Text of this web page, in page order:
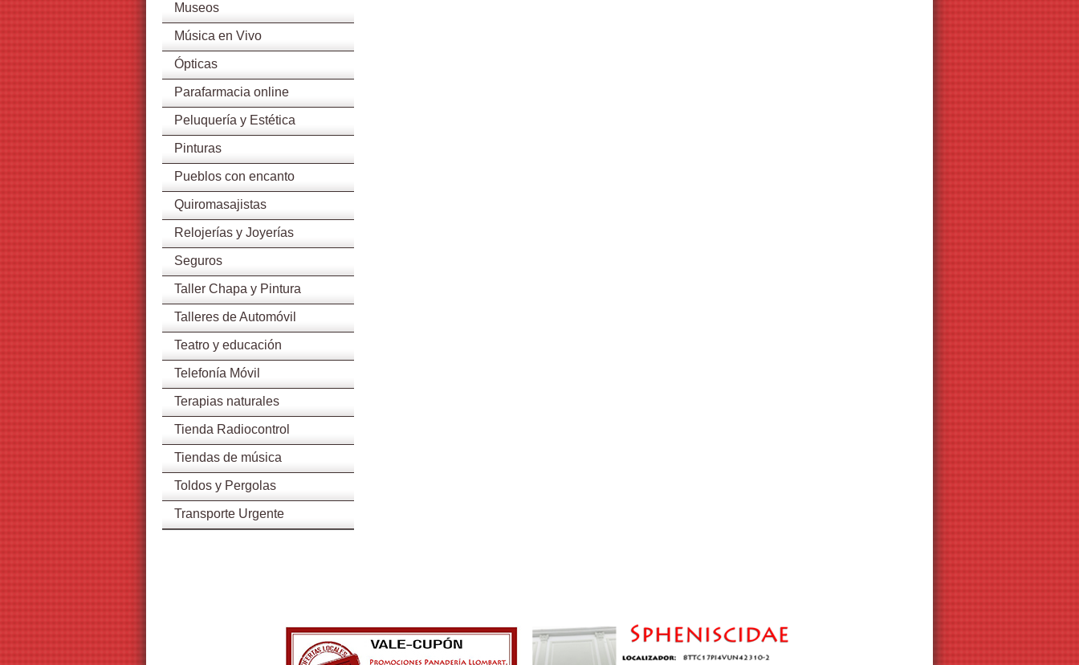
Museos
Música en Vivo
Ópticas
Parafarmacia online
Peluquería y Estética
Pinturas
Pueblos con encanto
Quiromasajistas
Relojerías y Joyerías
Seguros
Taller Chapa y Pintura
Talleres de Automóvil
Teatro y educación
Telefonía Móvil
Terapias naturales
Tienda Radiocontrol
Tiendas de música
Toldos y Pergolas
Transporte Urgente